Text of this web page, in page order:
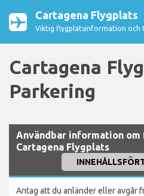
Cartagena Flygplats
Viktig flygplatsinformation och
Cartagena
Parkering
Användbar information
Cartagena Flygplats
Antag att du anländer eller avgår